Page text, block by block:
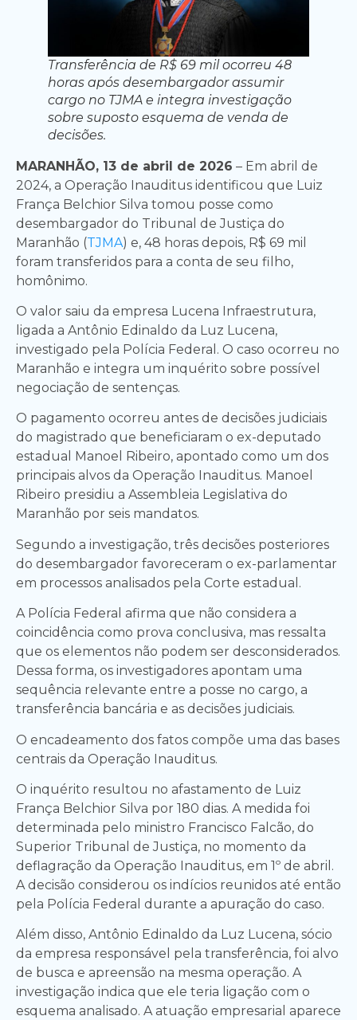
Transferência de R$ 69 mil ocorreu 48
horas após desembargador assumir
cargo no TJMA e integra investigação
sobre suposto esquema de venda de
decisões.
MARANHÃO, 13 de abril de 2026 – Em abril de
2024, a Operação Inauditus identificou que Luiz
França Belchior Silva tomou posse como
desembargador do Tribunal de Justiça do
Maranhão (TJMA) e, 48 horas depois, R$ 69 mil
foram transferidos para a conta de seu filho,
homônimo.
O valor saiu da empresa Lucena Infraestrutura,
ligada a Antônio Edinaldo da Luz Lucena,
investigado pela Polícia Federal. O caso ocorreu no
Maranhão e integra um inquérito sobre possível
negociação de sentenças.
O pagamento ocorreu antes de decisões judiciais
do magistrado que beneficiaram o ex-deputado
estadual Manoel Ribeiro, apontado como um dos
principais alvos da Operação Inauditus. Manoel
Ribeiro presidiu a Assembleia Legislativa do
Maranhão por seis mandatos.
Segundo a investigação, três decisões posteriores
do desembargador favoreceram o ex-parlamentar
em processos analisados pela Corte estadual.
A Polícia Federal afirma que não considera a
coincidência como prova conclusiva, mas ressalta
que os elementos não podem ser desconsiderados.
Dessa forma, os investigadores apontam uma
sequência relevante entre a posse no cargo, a
transferência bancária e as decisões judiciais.
O encadeamento dos fatos compõe uma das bases
centrais da Operação Inauditus.
O inquérito resultou no afastamento de Luiz
França Belchior Silva por 180 dias. A medida foi
determinada pelo ministro Francisco Falcão, do
Superior Tribunal de Justiça, no momento da
deflagração da Operação Inauditus, em 1º de abril.
A decisão considerou os indícios reunidos até então
pela Polícia Federal durante a apuração do caso.
Além disso, Antônio Edinaldo da Luz Lucena, sócio
da empresa responsável pela transferência, foi alvo
de busca e apreensão na mesma operação. A
investigação indica que ele teria ligação com o
esquema analisado. A atuação empresarial aparece